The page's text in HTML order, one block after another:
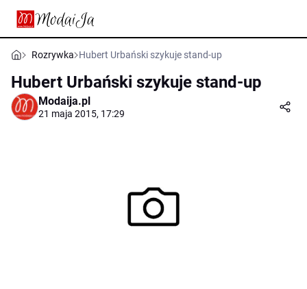
Rozrywka Hubert Urbański szykuje stand-up
Hubert Urbański szykuje stand-up
Modaija.pl
21 maja 2015, 17:29